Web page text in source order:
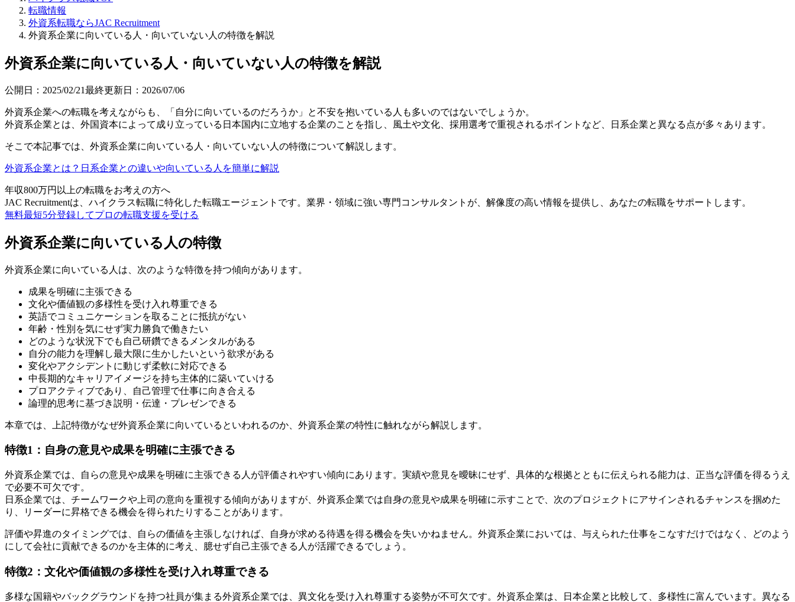
転職情報
外資系転職ならJAC Recruitment
外資系企業に向いている人・向いていない人の特徴を解説
外資系企業に向いている人・向いていない人の特徴を解説
公開日： 2025/02/21最終更新日： 2026/07/06
外資系企業への転職を考えながらも、「自分に向いているのだろうか」と不安を抱いている人も多いのではないでしょうか。
外資系企業とは、外国資本によって成り立っている日本国内に立地する企業のことを指し、風土や文化、採用選考で重視されるポイントなど、日系企業と異なる点が多々あります。
そこで本記事では、外資系企業に向いている人・向いていない人の特徴について解説します。
外資系企業とは？日系企業との違いや向いている人を簡単に解説
年収800万円以上の転職をお考えの方へ
JAC Recruitmentは、ハイクラス転職に特化した転職エージェントです。 業界・領域に強い専門コンサルタントが、解像度の高い情報を提供し、あなたの転職をサポートします。
無料最短5分登録してプロの転職支援を受ける
外資系企業に向いている人の特徴
外資系企業に向いている人は、次のような特徴を持つ傾向があります。
成果を明確に主張できる
文化や価値観の多様性を受け入れ尊重できる
英語でコミュニケーションを取ることに抵抗がない
年齢・性別を気にせず実力勝負で働きたい
どのような状況下でも自己研鑽できるメンタルがある
自分の能力を理解し最大限に生かしたいという欲求がある
変化やアクシデントに動じず柔軟に対応できる
中長期的なキャリアイメージを持ち主体的に築いていける
プロアクティブであり、自己管理で仕事に向き合える
論理的思考に基づき説明・伝達・プレゼンできる
本章では、上記特徴がなぜ外資系企業に向いているといわれるのか、外資系企業の特性に触れながら解説します。
特徴1：自身の意見や成果を明確に主張できる
外資系企業では、自らの意見や成果を明確に主張できる人が評価されやすい傾向にあります。実績や意見を曖昧にせず、具体的な根拠とともに伝えられる能力は、正当な評価を得るうえ
で必要不可欠です。
日系企業では、チームワークや上司の意向を重視する傾向がありますが、外資系企業では自身の意見や成果を明確に示すことで、次のプロジェクトにアサインされるチャンスを掴めた
り、リーダーに昇格できる機会を得られたりすることがあります。
評価や昇進のタイミングでは、自らの価値を主張しなければ、自身が求める待遇を得る機会を失いかねません。外資系企業においては、与えられた仕事をこなすだけではなく、どのよう
にして会社に貢献できるのかを主体的に考え、臆せず自己主張できる人が活躍できるでしょう。
特徴2：文化や価値観の多様性を受け入れ尊重できる
多様な国籍やバックグラウンドを持つ社員が集まる外資系企業では、異文化を受け入れ尊重する姿勢が不可欠です。外資系企業は、日本企業と比較して、多様性に富んでいます。異なる